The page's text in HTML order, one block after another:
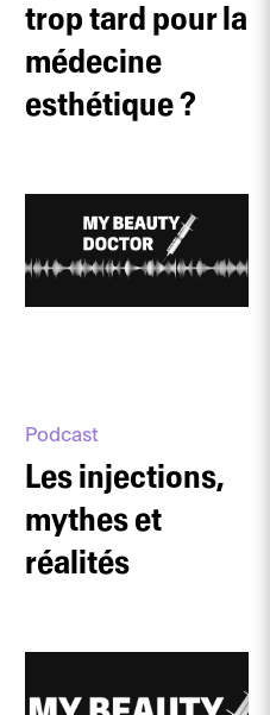
trop tard pour la
médecine
esthétique ?
Podcast
Les injections,
mythes et
réalités